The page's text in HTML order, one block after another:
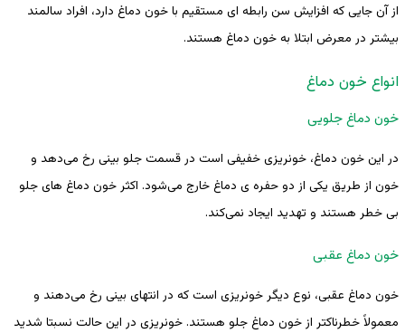
از آن جایی که افزایش سن رابطه ای مستقیم با خون دماغ دارد، افراد سالمند
بیشتر در معرض ابتلا به خون دماغ هستند.
انواع خون دماغ
خون دماغ جلویی
در این خون دماغ، خونریزی خفیفی است در قسمت جلو بینی رخ می‌دهد و
خون از طریق یکی از دو حفره ی دماغ خارج می‌شود. اکثر خون دماغ های جلو
بی خطر هستند و تهدید ایجاد نمی‌کند.
خون دماغ عقبی
خون دماغ عقبی، نوع دیگر خونریزی است که در انتهای بینی رخ می‌دهند و
معمولاً خطرناکتر از خون دماغ جلو هستند. خونریزی در این حالت نسبتا شدید